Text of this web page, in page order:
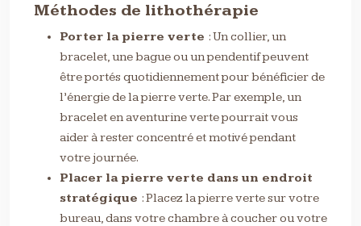
Méthodes de lithothérapie
Porter la pierre verte : Un collier, un
bracelet, une bague ou un pendentif peuvent
être portés quotidiennement pour bénéficier de
l’énergie de la pierre verte. Par exemple, un
bracelet en aventurine verte pourrait vous
aider à rester concentré et motivé pendant
votre journée.
Placer la pierre verte dans un endroit
stratégique : Placez la pierre verte sur votre
bureau, dans votre chambre à coucher ou votre